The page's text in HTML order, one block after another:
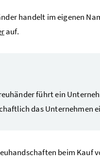
handelt im eigenen
auf.
führt ein
das Unternehmen
beim